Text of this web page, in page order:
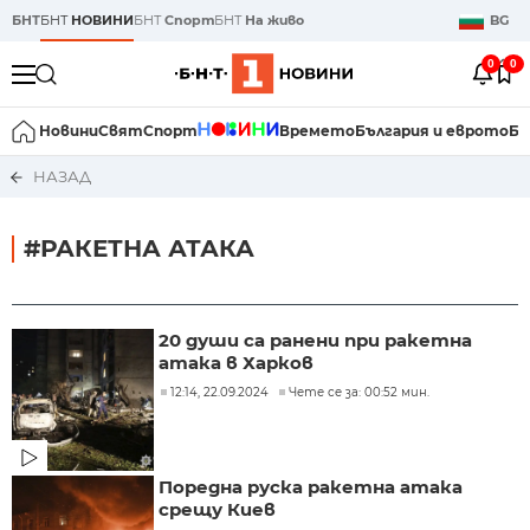
БНТБНТ НОВИНИБНТСпортБНТ На живо BG
0 0
НовиниСвятСпорт ВреметоБългария и еврото
НАЗАД
#РАКЕТНА АТАКА
20 души са ранени при ракетна
атака в Харков
12:14, 22.09.2024 Чете се за: 00:52 мин.
Поредна руска ракетна атака
срещу Киев